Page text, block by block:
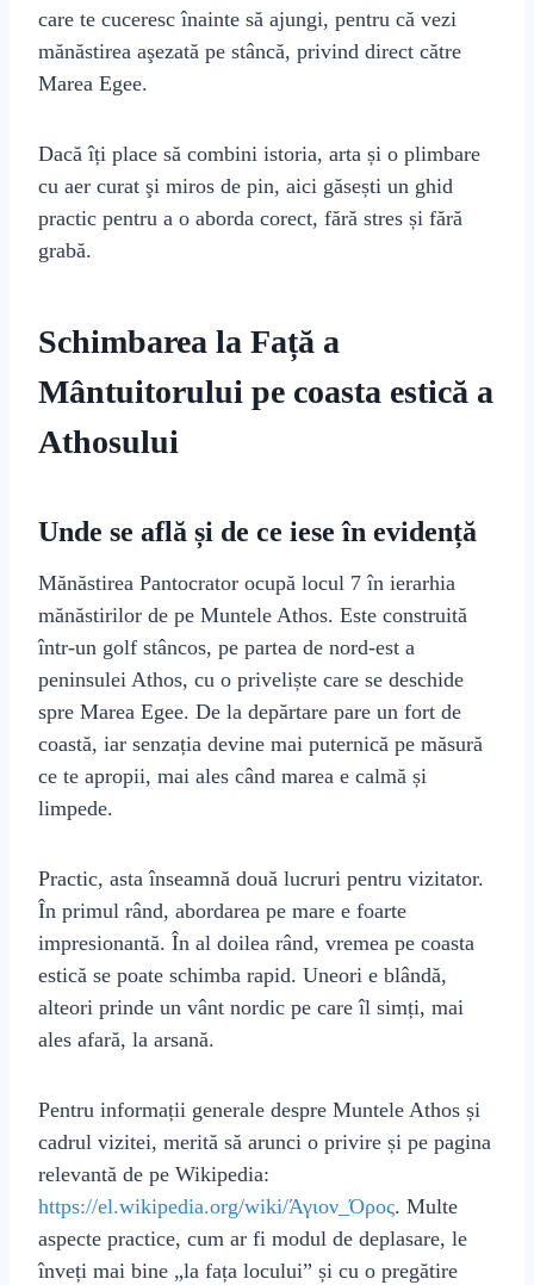
care te cuceresc înainte să ajungi, pentru că vezi
mănăstirea aşezată pe stâncă, privind direct către
Marea Egee.
Dacă îți place să combini istoria, arta și o plimbare
cu aer curat şi miros de pin, aici găsești un ghid
practic pentru a o aborda corect, fără stres și fără
grabă.
Schimbarea la Față a
Mântuitorului pe coasta estică a
Athosului
Unde se află și de ce iese în evidență
Mănăstirea Pantocrator ocupă locul 7 în ierarhia
mănăstirilor de pe Muntele Athos. Este construită
într-un golf stâncos, pe partea de nord‑est a
peninsulei Athos, cu o priveliște care se deschide
spre Marea Egee. De la depărtare pare un fort de
coastă, iar senzația devine mai puternică pe măsură
ce te apropii, mai ales când marea e calmă și
limpede.
Practic, asta înseamnă două lucruri pentru vizitator.
În primul rând, abordarea pe mare e foarte
impresionantă. În al doilea rând, vremea pe coasta
estică se poate schimba rapid. Uneori e blândă,
alteori prinde un vânt nordic pe care îl simți, mai
ales afară, la arsană.
Pentru informații generale despre Muntele Athos și
cadrul vizitei, merită să arunci o privire și pe pagina
relevantă de pe Wikipedia:
https://el.wikipedia.org/wiki/Άγιον_Όρος. Multe
aspecte practice, cum ar fi modul de deplasare, le
înveți mai bine „la fața locului” și cu o pregătire